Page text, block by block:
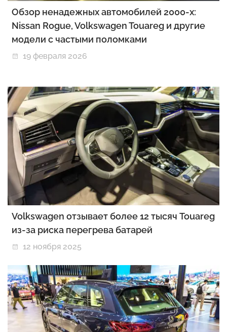
Обзор ненадежных автомобилей 2000-х:
Nissan Rogue, Volkswagen Touareg и другие
модели с частыми поломками
19 февраля 2026
Volkswagen отзывает более 12 тысяч Touareg
из-за риска перегрева батарей
12 ноября 2025